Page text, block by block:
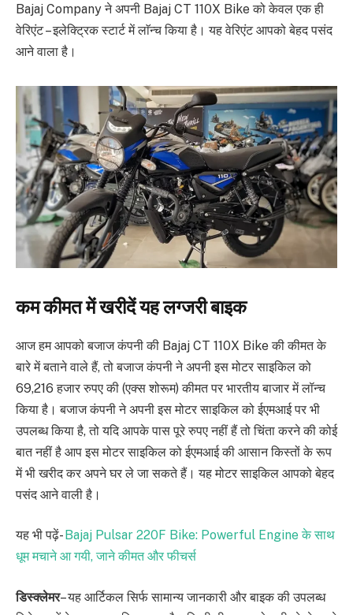
Bajaj Company ने अपनी Bajaj CT 110X Bike को केवल एक ही
वेरिएंट – इलेक्ट्रिक स्टार्ट में लाॅन्च किया है। यह वेरिएंट आपको बेहद पसंद
आने वाला है।
कम कीमत में खरीदें यह लग्जरी बाइक
आज हम आपको बजाज कंपनी की Bajaj CT 110X Bike की कीमत के
बारे में बताने वाले हैं, तो बजाज कंपनी ने अपनी इस मोटर साइकिल को
69,216 हजार रुपए की (एक्स शोरूम) कीमत पर भारतीय बाजार में लॉन्च
किया है। बजाज कंपनी ने अपनी इस मोटर साइकिल को ईएमआई पर भी
उपलब्ध किया है, तो यदि आपके पास पूरे रुपए नहीं हैं तो चिंता करने की कोई
बात नहीं है आप इस मोटर साइकिल को ईएमआई की आसान किस्तों के रूप
में भी खरीद कर अपने घर ले जा सकते हैं। यह मोटर साइकिल आपको बेहद
पसंद आने वाली है।
यह भी पढ़ें- Bajaj Pulsar 220F Bike: Powerful Engine के साथ
धूम मचाने आ गयी, जाने कीमत और फीचर्स
डिस्क्लेमर– यह आर्टिकल सिर्फ सामान्य जानकारी और बाइक की उपलब्ध